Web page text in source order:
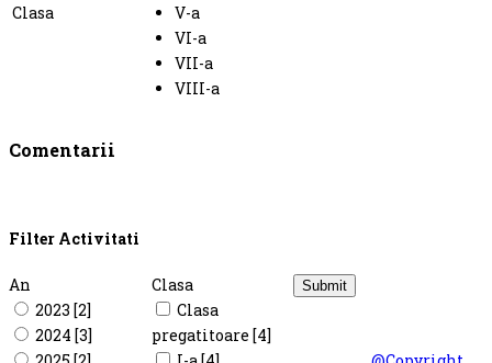
Clasa
V-a
VI-a
VII-a
VIII-a
Comentarii
Filter Activitati
An
2023 [2]
2024 [3]
Clasa
Clasa
pregatitoare [4]